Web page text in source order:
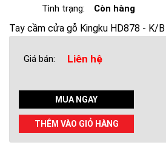
Tình trạng: Còn hàng
Tay cầm cửa gỗ Kingku HD878 - K/B
Giá bán: Liên hệ
MUA NGAY
THÊM VÀO GIỎ HÀNG